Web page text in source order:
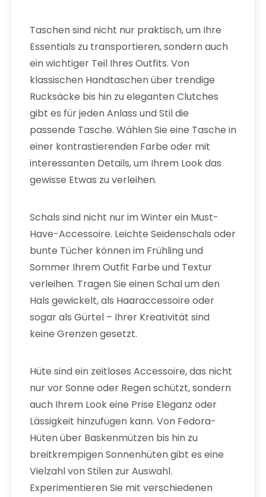
Taschen sind nicht nur praktisch, um Ihre
Essentials zu transportieren, sondern auch
ein wichtiger Teil Ihres Outfits. Von
klassischen Handtaschen über trendige
Rucksäcke bis hin zu eleganten Clutches
gibt es für jeden Anlass und Stil die
passende Tasche. Wählen Sie eine Tasche in
einer kontrastierenden Farbe oder mit
interessanten Details, um Ihrem Look das
gewisse Etwas zu verleihen.
Schals sind nicht nur im Winter ein Must-
Have-Accessoire. Leichte Seidenschals oder
bunte Tücher können im Frühling und
Sommer Ihrem Outfit Farbe und Textur
verleihen. Tragen Sie einen Schal um den
Hals gewickelt, als Haaraccessoire oder
sogar als Gürtel – Ihrer Kreativität sind
keine Grenzen gesetzt.
Hüte sind ein zeitloses Accessoire, das nicht
nur vor Sonne oder Regen schützt, sondern
auch Ihrem Look eine Prise Eleganz oder
Lässigkeit hinzufügen kann. Von Fedora-
Hüten über Baskenmützen bis hin zu
breitkrempigen Sonnenhüten gibt es eine
Vielzahl von Stilen zur Auswahl.
Experimentieren Sie mit verschiedenen